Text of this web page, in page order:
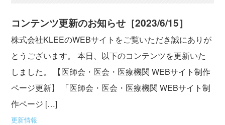
コンテンツ更新のお知らせ［2023/6/15］
株式会社KLEEのWEBサイトをご覧いただき誠にありが
とうございます。 本日、以下のコンテンツを更新いた
しました。 【医師会・医会・医療機関 WEBサイト制作
ページ更新】 「医師会・医会・医療機関 WEBサイト制
作ページ […]
更新情報